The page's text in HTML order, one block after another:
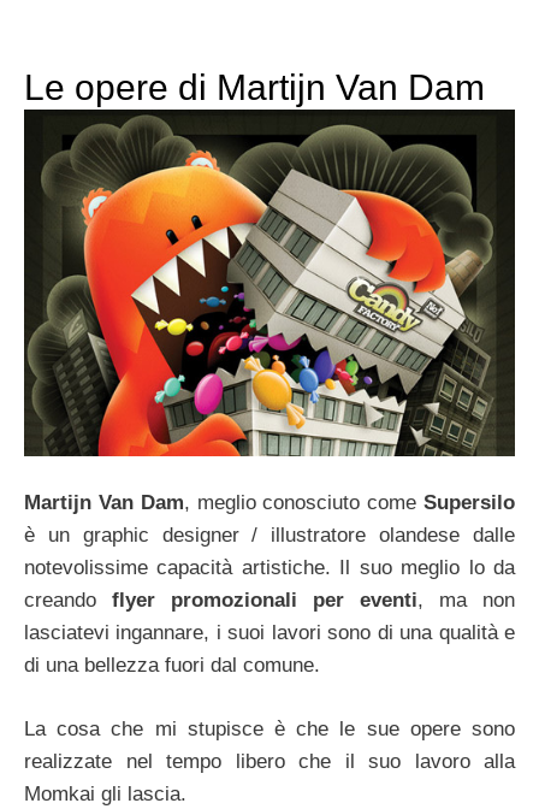
Le opere di Martijn Van Dam
Martijn Van Dam, meglio conosciuto comeSupersilo
è un graphic designer / illustratore olandese dalle
notevolissime capacità artistiche. Il suo meglio lo da
creando flyer promozionali per eventi, ma non
lasciatevi ingannare, i suoi lavori sono di una qualità e
di una bellezza fuori dal comune.
La cosa che mi stupisce è che le sue opere sono
realizzate nel tempo libero che il suo lavoro alla
Momkai gli lascia.